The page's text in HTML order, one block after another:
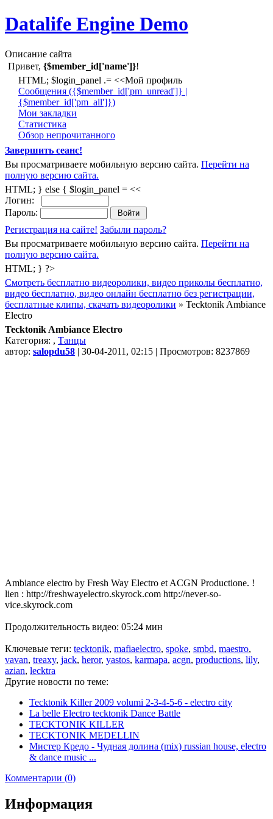
Datalife Engine Demo
Описание сайта
Привет, {$member_id['name']}!
HTML; $login_panel .= <<Мой профиль
Cообщения ({$member_id['pm_unread']} |
{$member_id['pm_all']})
Мои закладки
Статистика
Обзор непрочитанного
Завершить сеанс!
Вы просматриваете мобильную версию сайта. Перейти на
полную версию сайта.
HTML; } else { $login_panel = <<
Логин:
Пароль:
Регистрация на сайте! Забыли пароль?
Вы просматриваете мобильную версию сайта. Перейти на
полную версию сайта.
HTML; } ?>
Смотреть бесплатно видеоролики, видео приколы бесплатно,
видео бесплатно, видео онлайн бесплатно без регистрации,
бесплатные клипы, скачать видеоролики » Tecktonik Ambiance
Electro
Tecktonik Ambiance Electro
Категория: , Танцы
автор: salopdu58 | 30-04-2011, 02:15 | Просмотров: 8237869
Ambiance electro by Fresh Way Electro et ACGN Productione. !
lien : http://freshwayelectro.skyrock.com http://never-so-
vice.skyrock.com
Продолжительность видео: 05:24 мин
Ключевые теги: tecktonik, mafiaelectro, spoke, smbd, maestro,
vavan, treaxy, jack, heror, yastos, karmapa, acgn, productions, lily,
azian, lecktra
Другие новости по теме:
Tecktonik Killer 2009 volumi 2-3-4-5-6 - electro city
La belle Electro tecktonik Dance Battle
TECKTONIK KILLER
TECKTONIK MEDELLIN
Мистер Кредо - Чудная долина (mix) russian house, electro
& dance music ...
Комментарии (0)
Информация